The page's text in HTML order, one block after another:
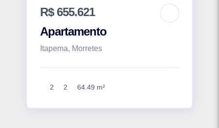
R$ 655.621
Apartamento
Itapema, Morretes
2 2 64.49 m²